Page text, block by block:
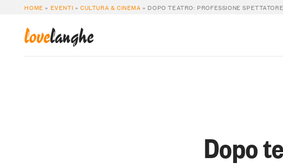
HOME » EVENTI »CULTURA & CINEMA » DOPO TEATRO: PROFESSIONE SPETTATORE
lovelanghe
Dopo